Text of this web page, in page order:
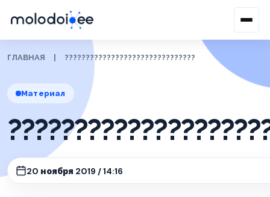
ГЛАВНАЯ ???????????????????????????????
Материал
20 ноября 2019 / 14:16